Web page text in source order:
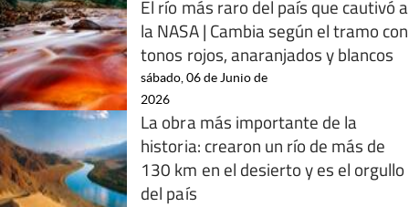
El río más raro del país que cautivó a
la NASA | Cambia según el tramo con
tonos rojos, anaranjados y blancos
sábado, 06 de Junio de
2026
La obra más importante de la
historia: crearon un río de más de
130 km en el desierto y es el orgullo
del país